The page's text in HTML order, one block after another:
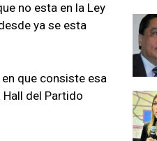
no esta en la Ley
ya se esta
que consiste esa
del Partido